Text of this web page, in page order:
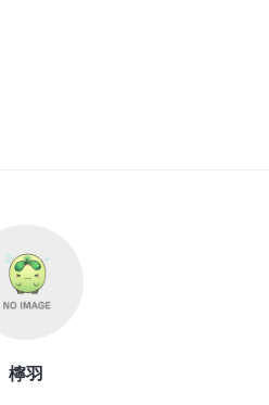
檸羽